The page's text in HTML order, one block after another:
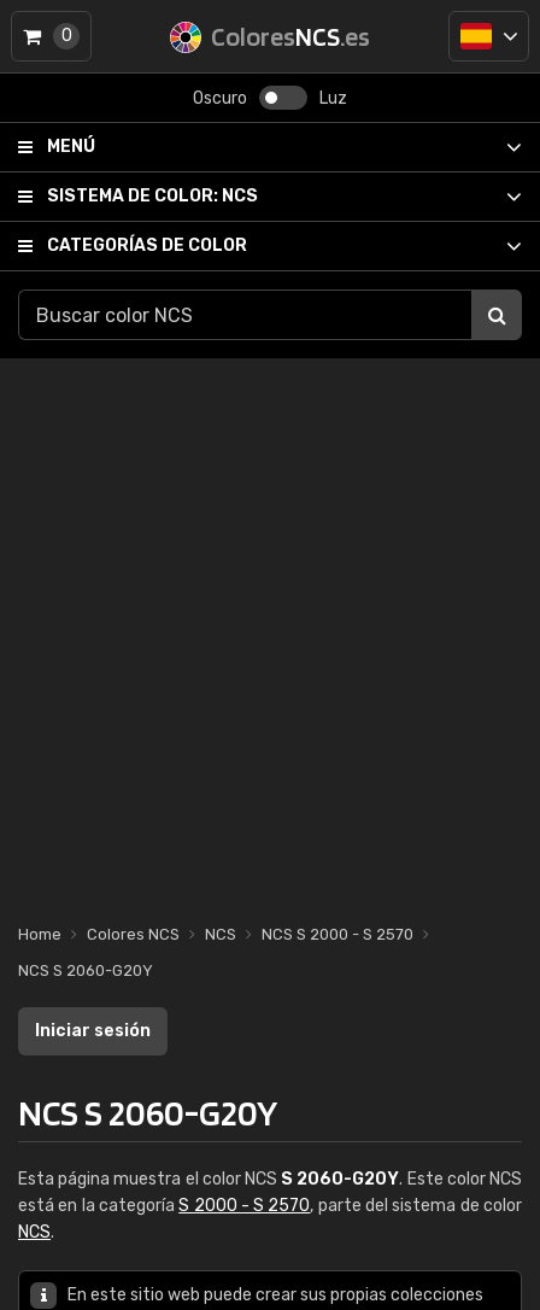
ColoresNCS.es
Oscuro Luz
MENÚ
SISTEMA DE COLOR: NCS
CATEGORÍAS DE COLOR
0
Home Colores NCS NCS
NCS S 2000 - S 2570
NCS S 2060-G20Y
Iniciar sesión
NCS S 2060-G20Y
Esta página muestra el color NCS S 2060-G20Y. Este color NCS
está en la categoríaS 2000 - S 2570, parte del sistema de color
NCS.
En este sitio web puede crear sus propias colecciones